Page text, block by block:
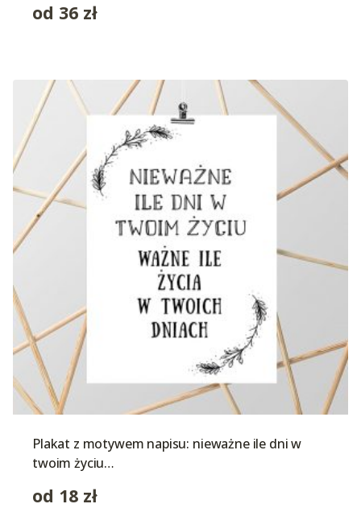
od 36 zł
Plakat z motywem napisu: nieważne ile dni w
twoim życiu…
od 18 zł